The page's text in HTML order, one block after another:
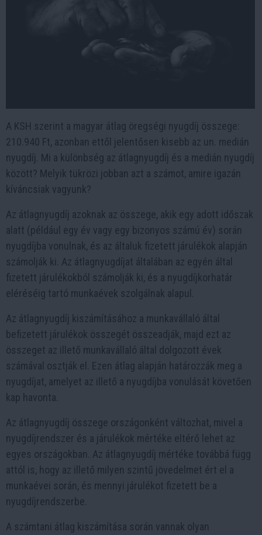
A KSH szerint a magyar átlag öregségi nyugdíj összege:
210.940 Ft, azonban ettől jelentősen kisebb az un. medián
nyugdíj. Mi a különbség az átlagnyugdíj és a medián nyugdíj
között? Melyik tükrözi jobban azt a számot, amire igazán
kíváncsiak vagyunk?
Az átlagnyugdíj azoknak az összege, akik egy adott időszak
alatt (például egy év vagy egy bizonyos számú év) során
nyugdíjba vonulnak, és az általuk fizetett járulékok alapján
számolják ki. Az átlagnyugdíjat általában az egyén által
fizetett járulékokból számolják ki, és a nyugdíjkorhatár
eléréséig tartó munkaévek szolgálnak alapul.
Az átlagnyugdíj kiszámításához a munkavállaló által
befizetett járulékok összegét összeadják, majd ezt az
összeget az illető munkavállaló által dolgozott évek
számával osztják el. Ezen átlag alapján határozzák meg a
nyugdíjat, amelyet az illető a nyugdíjba vonulását követően
kap havonta.
Az átlagnyugdíj összege országonként változhat, mivel a
nyugdíjrendszer és a járulékok mértéke eltérő lehet az
egyes országokban. Az átlagnyugdíj mértéke továbbá függ
attól is, hogy az illető milyen szintű jövedelmet ért el a
munkaévei során, és mennyi járulékot fizetett be a
nyugdíjrendszerbe.
A számtani átlag kiszámítása során vannak olyan